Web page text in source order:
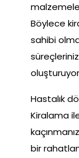
Böylece
sahibi
Hastalık
Kiralama
bir